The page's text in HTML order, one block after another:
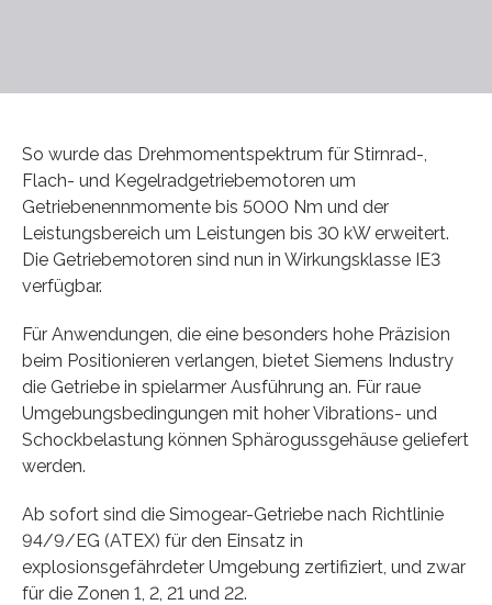
So wurde das Drehmomentspektrum für Stirnrad-,
Flach- und Kegelradgetriebemotoren um
Getriebenennmomente bis 5000 Nm und der
Leistungsbereich um Leistungen bis 30 kW erweitert.
Die Getriebemotoren sind nun in Wirkungsklasse IE3
verfügbar.
Für Anwendungen, die eine besonders hohe Präzision
beim Positionieren verlangen, bietet Siemens Industry
die Getriebe in spielarmer Ausführung an. Für raue
Umgebungsbedingungen mit hoher Vibrations- und
Schockbelastung können Sphärogussgehäuse geliefert
werden.
Ab sofort sind die Simogear-Getriebe nach Richtlinie
94/9/EG (ATEX) für den Einsatz in
explosionsgefährdeter Umgebung zertifiziert, und zwar
für die Zonen 1, 2, 21 und 22.